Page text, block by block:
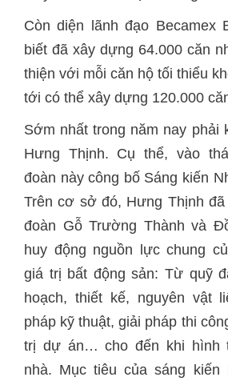
Còn diện lãnh đạo Becamex
biết đã xây dựng 64.000 căn
thiện với mỗi căn hộ tối thiểu
tới có thể xây dựng 120.000
Sớm nhất trong năm nay phải
Hưng Thịnh. Cụ thể, vào
đoàn này công bố Sáng kiến
Trên cơ sở đó, Hưng Thịnh
đoàn Gỗ Trường Thành và
huy động nguồn lực chung
giá trị bất động sản: Từ quỹ
hoạch, thiết kế, nguyên vật
pháp kỹ thuật, giải pháp thi
trị dự án… cho đến khi hình
nhà. Mục tiêu của sáng